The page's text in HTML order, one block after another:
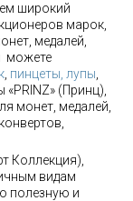
широкий
марок,
медалей,
можете
пинцеты, лупы
(Принц),
монет, медалей,
Коллекция),
видам
полезную и